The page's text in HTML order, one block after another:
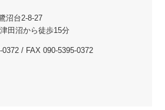
沼台2-8-27
田沼から徒歩15分
/ FAX 090-5395-0372